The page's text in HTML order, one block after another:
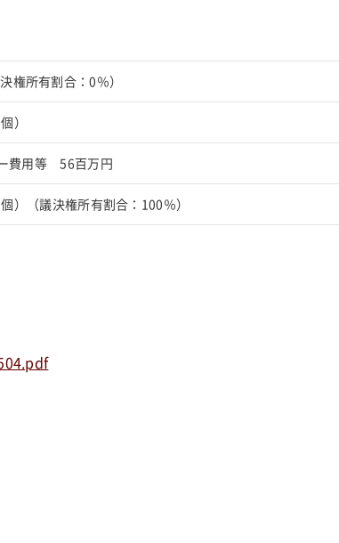
権所有割合：0％）
）
費用等 56百万円
）（議決権所有割合：100％）